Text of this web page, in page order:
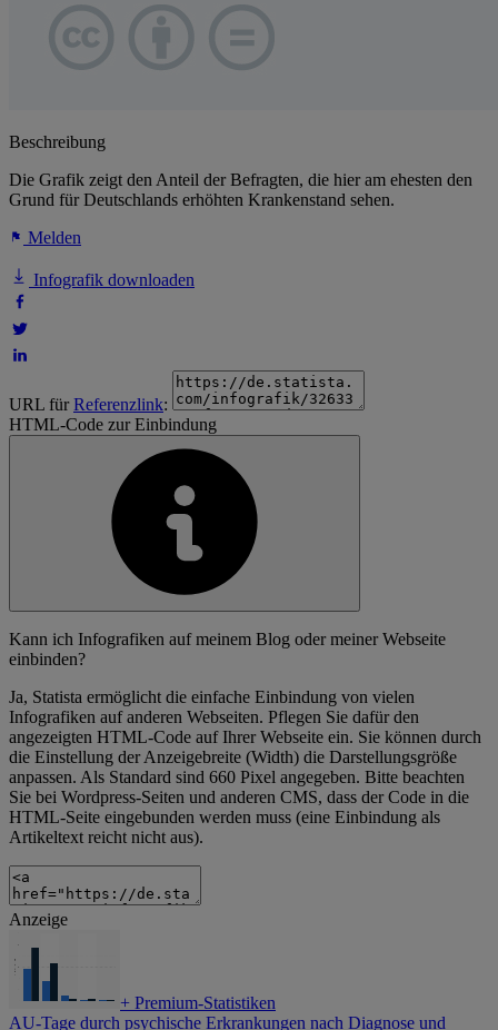
Beschreibung
Die Grafik zeigt den Anteil der Befragten, die hier am ehesten den
Grund für Deutschlands erhöhten Krankenstand sehen.
Melden
Infografik downloaden
URL fürReferenzlink:
HTML-Code zur Einbindung
Kann ich Infografiken auf meinem Blog oder meiner Webseite
einbinden?
Ja, Statista ermöglicht die einfache Einbindung von vielen
Infografiken auf anderen Webseiten. Pflegen Sie dafür den
angezeigten HTML-Code auf Ihrer Webseite ein. Sie können durch
die Einstellung der Anzeigebreite (Width) die Darstellungsgröße
anpassen. Als Standard sind 660 Pixel angegeben. Bitte beachten
Sie bei Wordpress-Seiten und anderen CMS, dass der Code in die
HTML-Seite eingebunden werden muss (eine Einbindung als
Artikeltext reicht nicht aus).
Anzeige
+ Premium-Statistiken
AU-Tage durch psychische Erkrankungen nach Diagnose und